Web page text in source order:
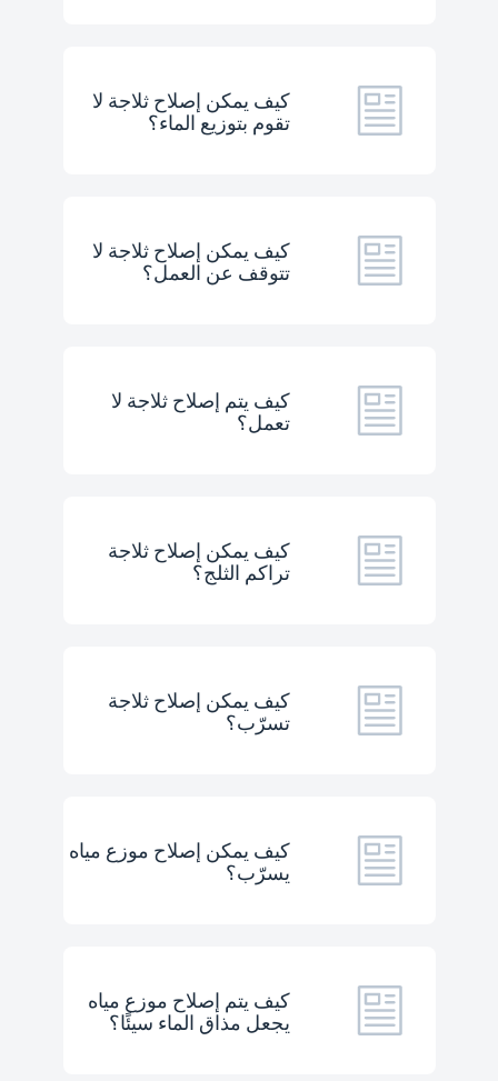
كيف يمكن إصلاح ثلاجة لا
تقوم بتوزيع الماء؟
كيف يمكن إصلاح ثلاجة لا
تتوقف عن العمل؟
كيف يتم إصلاح ثلاجة لا
تعمل؟
كيف يمكن إصلاح ثلاجة
تراكم الثلج؟
كيف يمكن إصلاح ثلاجة
تسرّب؟
كيف يمكن إصلاح موزع مياه
يسرّب؟
كيف يتم إصلاح موزع مياه
يجعل مذاق الماء سيئًا؟